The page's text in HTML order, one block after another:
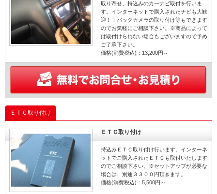
取り寄せ、持込みのカーナビ取付を行いま
す。インターネットで購入されたナビも大歓
迎！！バックカメラの取り付け等もできます
のでお気軽にご相談下さい。※商品によって
は取付けられない場合もございますので予め
ご了承下さい。
価格(消費税込)：13,200円～
ＥＴＣ取り付け
ＥＴＣ取り付け
持込みＥＴＣ取り付け行います。インターネ
ットでご購入されたＥＴＣも取付いたします
のでご相談下さい。※セットアップが必要な
場合は、別途３３００円頂きます。
価格(消費税込)：5,500円～